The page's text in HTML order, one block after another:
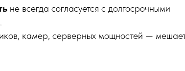
не всегда согласуется с долгосрочными
камер, серверных мощностей —